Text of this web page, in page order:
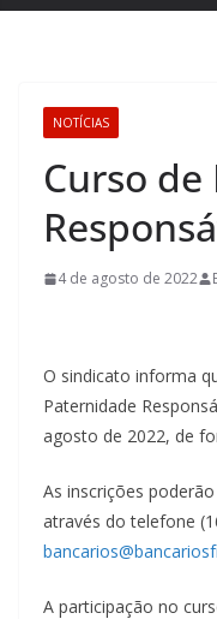
NOTÍCIAS
Curso
4 de agosto de 2022
O sindicato informa
Paternidade
agosto de 2022, de
As inscrições
através do telefone
A participação no